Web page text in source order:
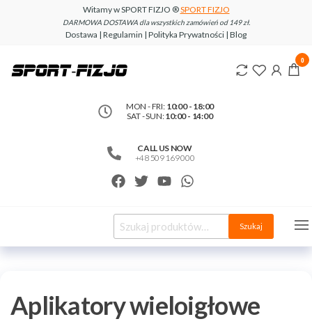
Witamy w SPORT FIZJO ®SPORT FIZJO
DARMOWA DOSTAWA dla wszystkich zamówień od 149 zł.
Dostawa | Regulamin | Polityka Prywatności | Blog
www.sport-
MON - FRI: 10:00 - 18:00
SAT - SUN:10:00 - 14:00
CALL US NOW
+48 509 169 000
0
Szukaj
Aplikatory wieloigłowe